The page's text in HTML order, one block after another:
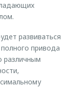
развиваться
привода
различным